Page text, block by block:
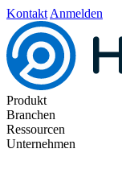
Kontakt Anmelden
Produkt
Branchen
Ressourcen
Unternehmen